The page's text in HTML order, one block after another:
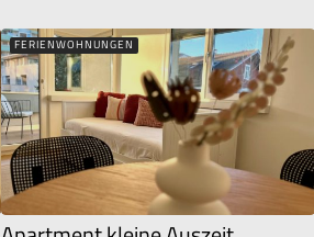
FERIENWOHNUNGEN